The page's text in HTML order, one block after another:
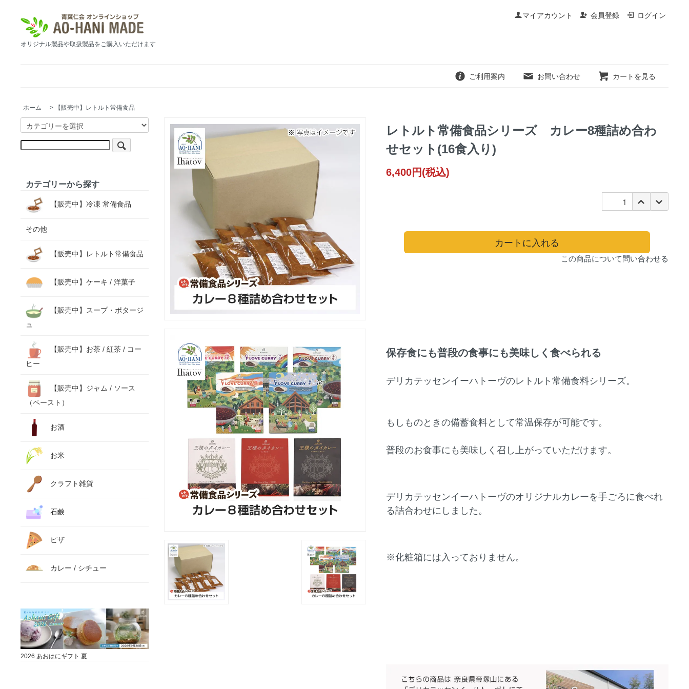
マイアカウント 会員登録 ログイン
オリジナル製品や取扱製品をご購入いただけます
ご利用案内 お問い合わせ カートを見る
ホーム > 【販売中】レトルト常備食品
レトルト常備食品シリーズ カレー8種詰め合わ
せセット(16食入り)
6,400円(税込)
カートに入れる
この商品について問い合わせる
保存食にも普段の食事にも美味しく食べられる
デリカテッセンイーハトーヴのレトルト常備食料シリーズ。
もしものときの備蓄食料として常温保存が可能です。
普段のお食事にも美味しく召し上がっていただけます。
デリカテッセンイーハトーヴのオリジナルカレーを手ごろに食べれ
る詰合わせにしました。
※化粧箱には入っておりません。
カテゴリーから探す
【販売中】冷凍 常備食品
その他
【販売中】レトルト常備食品
【販売中】ケーキ / 洋菓子
【販売中】スープ・ポタージ
ュ
【販売中】お茶 / 紅茶 / コー
ヒー
【販売中】ジャム / ソース
（ペースト）
お酒
お米
クラフト雑貨
石鹸
ピザ
カレー / シチュー
2026 あおはにギフト 夏